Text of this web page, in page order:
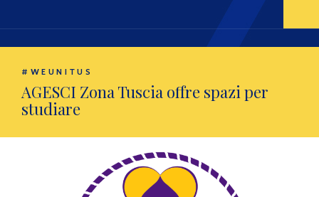
#WEUNITUS
AGESCI Zona Tuscia offre spazi per
studiare